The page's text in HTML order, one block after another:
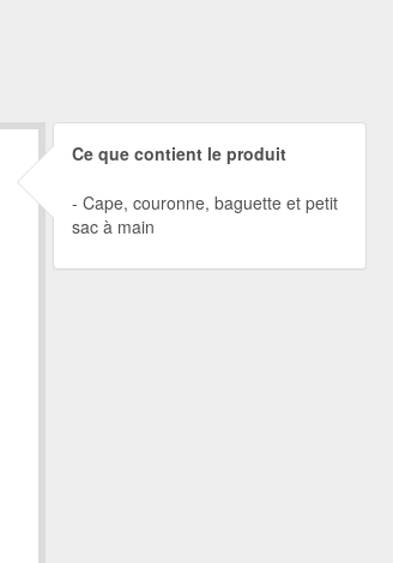
Ce que contient le produit
Cape, couronne, baguette et petit
sac à main